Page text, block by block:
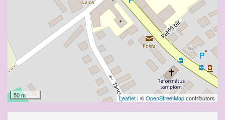
50 m Leaflet | ©OpenStreetMapcontributors